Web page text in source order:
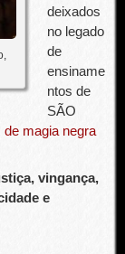
deixados
no legado
de
ensiname
ntos de
SÃO
de magia negra
vingança,
e